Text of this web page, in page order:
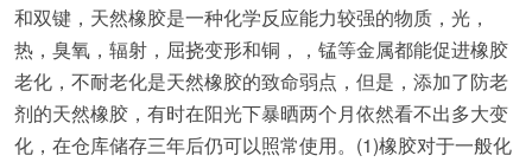
和双键，天然橡胶是一种化学反应能力较强的物质，光，
热，臭氧，辐射，屈挠变形和铜，，锰等金属都能促进橡胶
老化，不耐老化是天然橡胶的致命弱点，但是，添加了防老
剂的天然橡胶，有时在阳光下暴晒两个月依然看不出多大变
化，在仓库储存三年后仍可以照常使用。(1)橡胶对于一般化